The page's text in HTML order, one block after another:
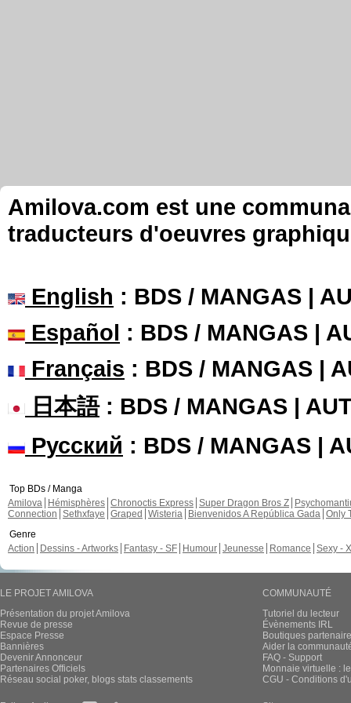
Amilova.com est une
traducteurs d'oeuvres
English : BDS / MANGAS |
Español : BDS / MANGAS |
Français : BDS / MANGAS |
日本語: BDS / MANGAS |
Русский : BDS / MANGAS |
Top BDs / Manga
Amilova
Hémisphères Chronoctis Express Super Dragon Bros Z
Connection Sethxfaye Graped Wisteria Bienvenidos A República Gada Only
Genre
Action
Dessins - Artworks Fantasy - SF Humour Jeunesse Romance Sexy -
LE PROJET AMILOVA
Présentation du projet Amilova
Revue de presse
Espace Presse
Bannières
Devenir Annonceur
Partenaires Officiels
Réseau social poker, blogs stats classements
COMMUNAUTÉ
Tutoriel du lecteur
Évènements IRL
Boutiques
Aider la
FAQ - Support
Monnaie virtuelle :
CGU - Conditions